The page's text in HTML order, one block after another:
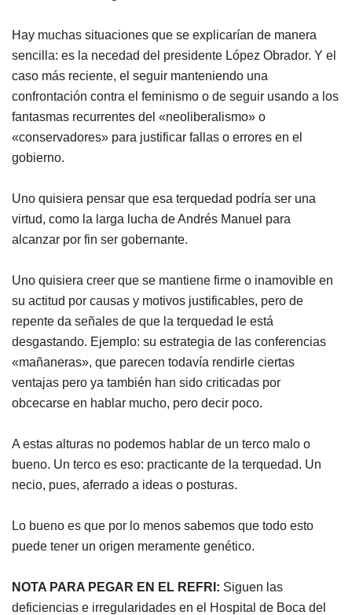
Hay muchas situaciones que se explicarían de manera
sencilla: es la necedad del presidente López Obrador. Y el
caso más reciente, el seguir manteniendo una
confrontación contra el feminismo o de seguir usando a los
fantasmas recurrentes del «neoliberalismo» o
«conservadores» para justificar fallas o errores en el
gobierno.
Uno quisiera pensar que esa terquedad podría ser una
virtud, como la larga lucha de Andrés Manuel para
alcanzar por fin ser gobernante.
Uno quisiera creer que se mantiene firme o inamovible en
su actitud por causas y motivos justificables, pero de
repente da señales de que la terquedad le está
desgastando. Ejemplo: su estrategia de las conferencias
«mañaneras», que parecen todavía rendirle ciertas
ventajas pero ya también han sido criticadas por
obcecarse en hablar mucho, pero decir poco.
A estas alturas no podemos hablar de un terco malo o
bueno. Un terco es eso: practicante de la terquedad. Un
necio, pues, aferrado a ideas o posturas.
Lo bueno es que por lo menos sabemos que todo esto
puede tener un origen meramente genético.
NOTA PARA PEGAR EN EL REFRI: Siguen las
deficiencias e irregularidades en el Hospital de Boca del